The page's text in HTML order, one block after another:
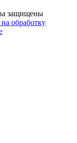
защищены
обработку